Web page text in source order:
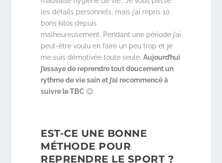
les détails personnels, mais j’ai repris 10
bons kilos depuis
malheureusement. Pendant une période j’ai
peut-être voulu en faire un peu trop et je
me suis démotivée toute seule.Aujourd’hui
j’essaye de reprendre tout doucement un
rythme de vie sain et j’ai recommencé à
suivre le TBC 😉
EST-CE UNE BONNE
MÉTHODE POUR
REPRENDRE LE SPORT ?